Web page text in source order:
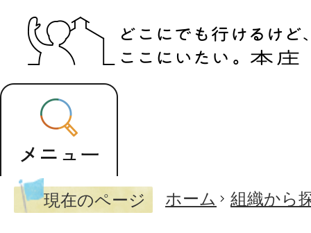
現在のページ ホーム 組織から